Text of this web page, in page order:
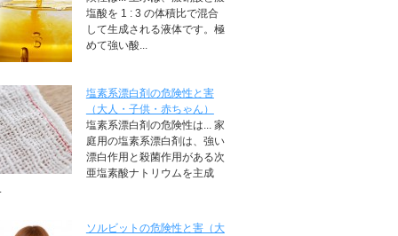
塩酸を 1 : 3 の体積比で混合
して生成される液体です。極
めて強い酸...
塩素系漂白剤の危険性と害
（大人・子供・赤ちゃん）
塩素系漂白剤の危険性は... 家
庭用の塩素系漂白剤は、強い
漂白作用と殺菌作用がある次
亜塩素酸ナトリウムを主成
ソルビットの危険性と害（大